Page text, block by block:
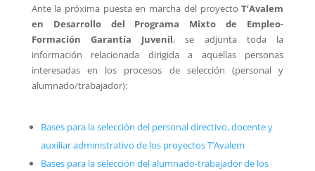
Ante la próxima puesta en marcha del proyectoT’Avalem
en Desarrollo del Programa Mixto de Empleo-
Formación Garantía Juvenil, se adjunta toda la
información relacionada dirigida a aquellas personas
interesadas en los procesos de selección (personal y
alumnado/trabajador):
Bases para la selección del personal directivo, docente y
auxiliar administrativo de los proyectos T’Avalem
Bases para la selección del alumnado-trabajador de los